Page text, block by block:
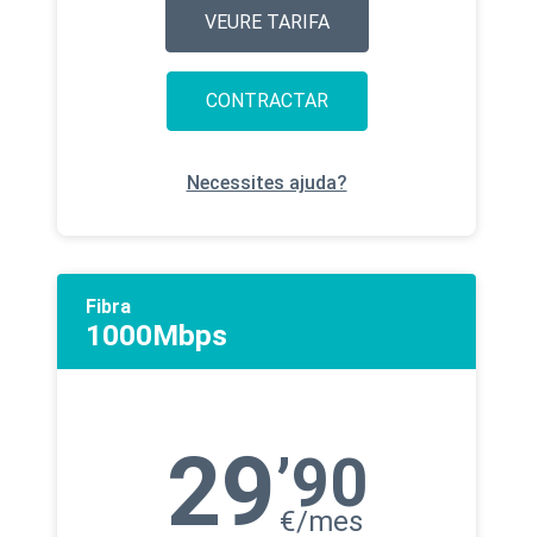
VEURE TARIFA
CONTRACTAR
Necessites ajuda?
Fibra
1000Mbps
29’90
€/mes